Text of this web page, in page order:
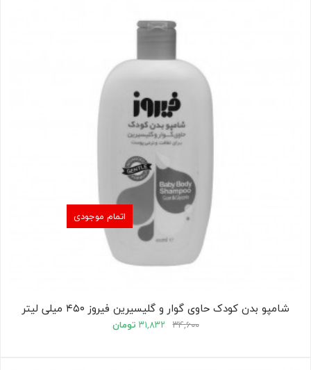
اتمام موجودی
شامپو بدن کودک حاوی گوار و گلیسیرین فیروز ۴۵۰ میلی لیتر
۳۴,۶۰۰ ۳۱,۸۳۲ تومان